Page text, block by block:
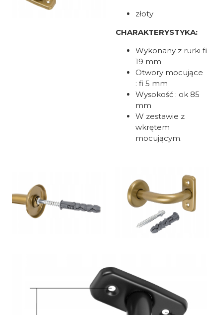
złoty
CHARAKTERYSTYKA:
Wykonany z rurki fi
19 mm
Otwory mocujące
: fi 5 mm
Wysokość : ok 85
mm
W zestawie z
wkrętem
mocującym.